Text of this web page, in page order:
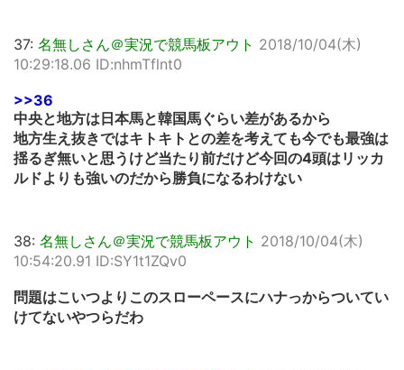
37: 名無しさん＠実況で競馬板アウト 2018/10/04(木)
10:29:18.06 ID:nhmTflnt0
>>36
中央と地方は日本馬と韓国馬ぐらい差があるから
地方生え抜きではキトキトとの差を考えても今でも最強は
揺るぎ無いと思うけど当たり前だけど今回の4頭はリッカ
ルドよりも強いのだから勝負になるわけない
38: 名無しさん＠実況で競馬板アウト 2018/10/04(木)
10:54:20.91 ID:SY1t1ZQv0
問題はこいつよりこのスローペースにハナっからついてい
けてないやつらだわ